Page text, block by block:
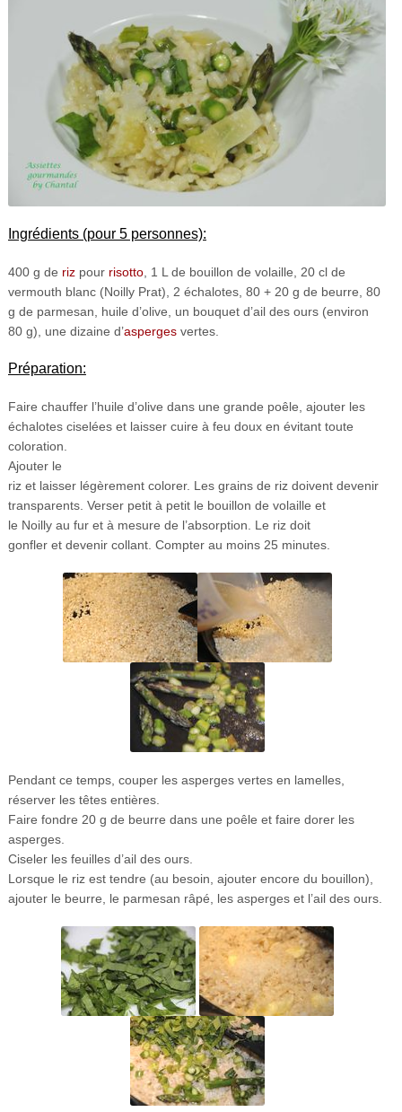
Ingrédients (pour 5 personnes):
400 g de rizpour risotto, 1 L de bouillon de volaille, 20 cl de
vermouth blanc (Noilly Prat), 2 échalotes, 80 + 20 g de beurre, 80
g de parmesan, huile d’olive, un bouquet d’ail des ours (environ
80 g), une dizaine d’aspergesvertes.
Préparation:
Faire chauffer l’huile d’olive dans une grande poêle, ajouter les
échalotes ciselées et laisser cuire à feu doux en évitant toute
coloration.
Ajouter le
riz et laisser légèrement colorer. Les grains de riz doivent devenir
transparents. Verser petit à petit le bouillon de volaille et
le Noilly au fur et à mesure de l’absorption. Le riz doit
gonfler et devenir collant. Compter au moins 25 minutes.
Pendant ce temps, couper les asperges vertes en lamelles,
réserver les têtes entières.
Faire fondre 20 g de beurre dans une poêle et faire dorer les
asperges.
Ciseler les feuilles d’ail des ours.
Lorsque le riz est tendre (au besoin, ajouter encore du bouillon),
ajouter le beurre, le parmesan râpé, les asperges et l’ail des ours.